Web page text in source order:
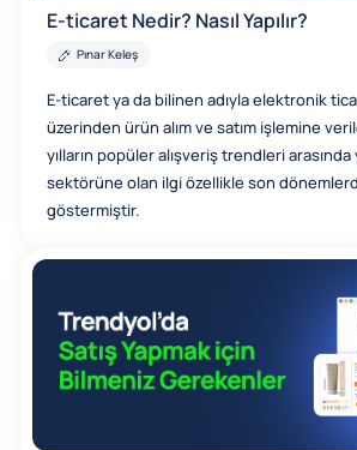
E-ticaret Nedir? Nasıl Yapılır?
Pınar Keleş
E-ticaret ya da bilinen adıyla elektronik
üzerinden ürün alım ve satım işlemine
yılların popüler alışveriş trendleri
sektörüne olan ilgi özellikle son
göstermiştir.